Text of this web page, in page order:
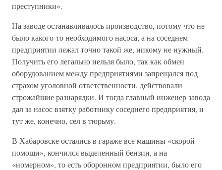
преступники».
На заводе останавливалось производство, потому что не
было какого-то необходимого насоса, а на соседнем
предприятии лежал точно такой же, никому не нужный.
Получить его легально нельзя было, так как обмен
оборудованием между предприятиями запрещался под
страхом уголовной ответственности, действовали
строжайшие разнарядки. И тогда главный инженер завода
дал за насос взятку работнику соседнего предприятия, и
тут же, конечно, сел в тюрьму.
В Хабаровске остались в гараже все машины «скорой
помощи», кончился выделенный бензин, а на
«номерном», то есть оборонном предприятии, было его